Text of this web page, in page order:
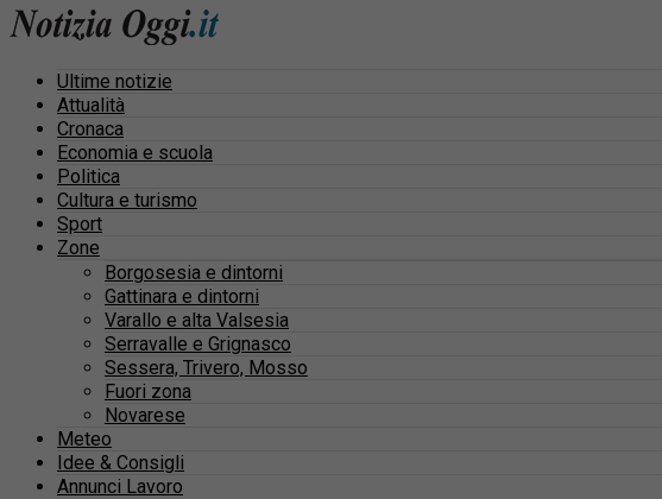
Ultime notizie
Attualità
Cronaca
Economia e scuola
Politica
Cultura e turismo
Sport
Zone
Borgosesia e dintorni
Gattinara e dintorni
Varallo e alta Valsesia
Serravalle e Grignasco
Sessera, Trivero, Mosso
Fuori zona
Novarese
Meteo
Idee & Consigli
Annunci Lavoro